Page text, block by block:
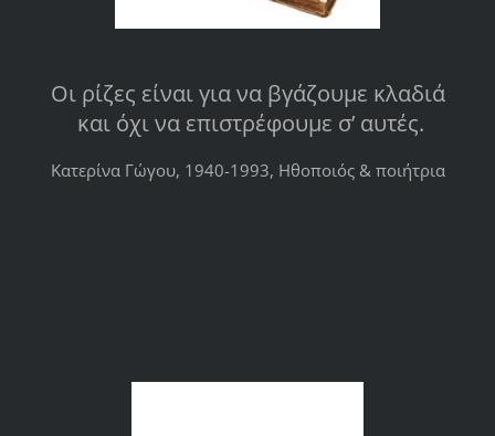
Οι ρίζες είναι για να βγάζουμε κλαδιά
και όχι να επιστρέφουμε σ’ αυτές.
Κατερίνα Γώγου, 1940-1993, Ηθοποιός & ποιήτρια